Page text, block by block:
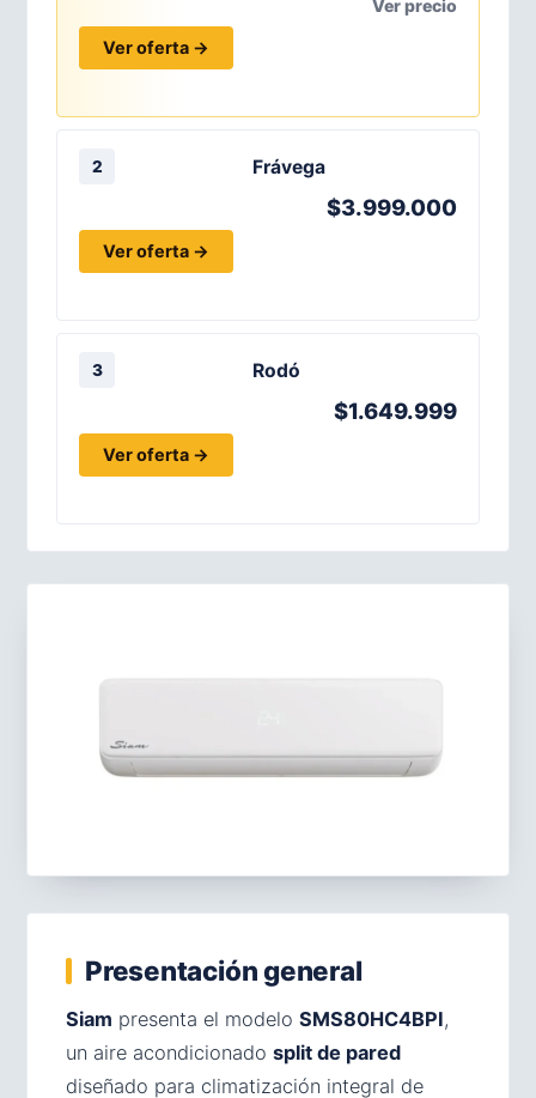
Ver precio
Ver oferta →
2 Frávega
$3.999.000
Ver oferta →
3 Rodó
$1.649.999
Ver oferta →
Presentación general
Siam presenta el modelo SMS80HC4BPI,
un aire acondicionado split de pared
diseñado para climatización integral de